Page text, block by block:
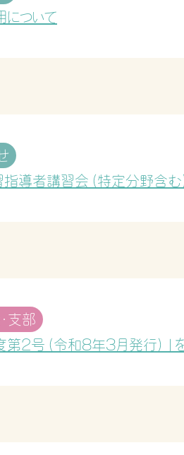
ついて
導者講習会（特定分野含む
支部
第2号（令和8年3月発行）」